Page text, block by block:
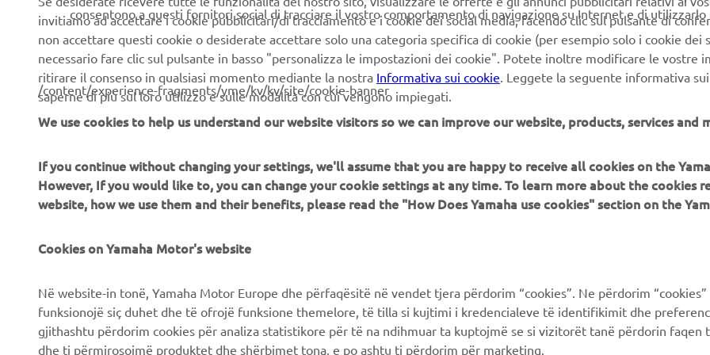
Scopri di più Scopri di più
CORPORATE
News
Brochures
B2B
NEO's Delivery
Campi da golf
PIÙ YAMAHA
Yamaha Motor Global
Yamaha Blog
SUPPORTO
Prenota la manutenzione
Concessionari ufficiali
consentono a questi fornitori social di tracciare il vostro comportamento di navigazione su Internet e di utilizzarlo
invitiamo ad accettare i cookie pubblicitari/di tracciamento e i cookie dei social media, facendo clic sul pulsante di
non accettare questi cookie o desiderate accettare solo una categoria specifica di cookie (per esempio solo i cookie dei
necessario fare clic sul pulsante in basso "personalizza le impostazioni dei cookie". Potete inoltre modificare le vostre
ritirare il consenso in qualsiasi momento mediante la nostra Informativa sui cookie. Leggete la seguente informativa
saperne di più sul loro utilizzo e sulle modalità con cui vengono impiegati.
/content/experience-fragments/yme/kv/kv/site/cookie-banner
We use cookies to help us understand our website visitors so we can improve our website, products, services and
If you continue without changing your settings, we'll assume that you are happy to receive all cookies on the
However, If you would like to, you can change your cookie settings at any time. To learn more about the cookies
website, how we use them and their benefits, please read the "How Does Yamaha use cookies" section on the
Cookies on Yamaha Motor's website
Në website-in tonë, Yamaha Motor Europe dhe përfaqësitë në vendet tjera përdorim “cookies”. Ne përdorim
funksionojë siç duhet dhe të ofrojë funksione themelore, të tilla si kujtimi i kredencialeve të identifikimit dhe
gjithashtu përdorim cookies për analiza statistikore për të na ndihmuar ta kuptojmë se si vizitorët tanë përdorin
dhe ti përmirosojmë produktet dhe shërbimet tona, e po ashtu ti përdorim për marketing.